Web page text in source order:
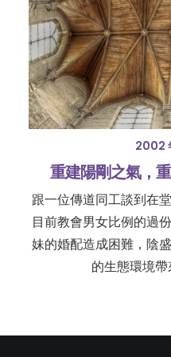
2002
重建陽剛之氣，
跟一位傳道同工談到在
目前教會男女比例的過
妹的婚配造成困難，陰
的生態環境帶